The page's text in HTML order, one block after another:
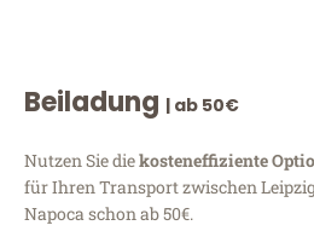
Beiladung | ab 50€
Nutzen Sie diekosteneffiziente
für Ihren Transport zwischen
Napoca schon ab 50€.